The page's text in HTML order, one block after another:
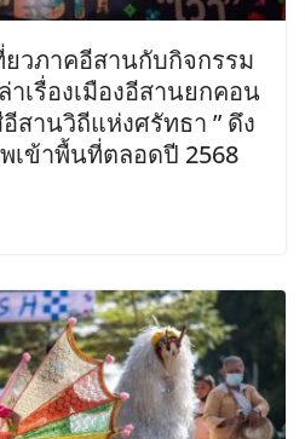
วภาคอีสานกับกิจกรรม
ล่าเรื่องเมืองอีสานยกคอน
สานวิถีแห่งศรัทธา ” ดึง
เข้าพื้นที่ตลอดปี 2568